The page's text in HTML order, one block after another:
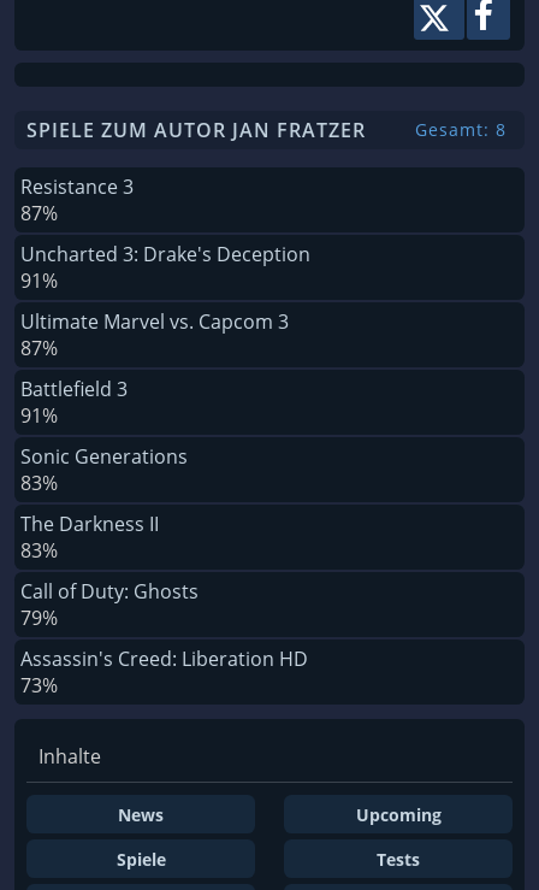
SPIELE ZUM AUTOR JAN FRATZER Gesamt: 8
Resistance 3
87%
Uncharted 3: Drake's Deception
91%
Ultimate Marvel vs. Capcom 3
87%
Battlefield 3
91%
Sonic Generations
83%
The Darkness II
83%
Call of Duty: Ghosts
79%
Assassin's Creed: Liberation HD
73%
Inhalte
News
Upcoming
Spiele
Tests